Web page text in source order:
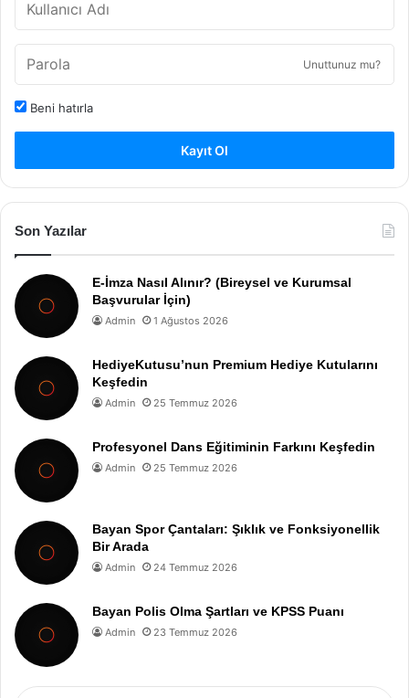
Unuttunuz mu?
Beni hatırla
Kayıt Ol
Son Yazılar
E-İmza Nasıl Alınır? (Bireysel ve Kurumsal
Başvurular İçin)
Admin 1 Ağustos 2026
HediyeKutusu’nun Premium Hediye Kutularını
Keşfedin
Admin 25 Temmuz 2026
Profesyonel Dans Eğitiminin Farkını Keşfedin
Admin 25 Temmuz 2026
Bayan Spor Çantaları: Şıklık ve Fonksiyonellik
Bir Arada
Admin 24 Temmuz 2026
Bayan Polis Olma Şartları ve KPSS Puanı
Admin 23 Temmuz 2026